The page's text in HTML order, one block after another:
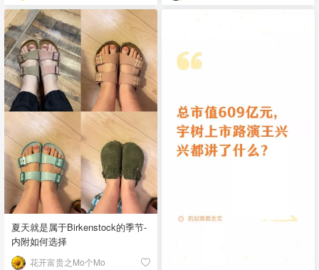
夏天就是属于Birkenstock的季节-
内附如何选择
花开富贵之Mo个Mo